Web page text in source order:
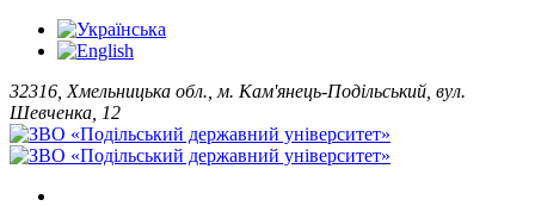
32316, Хмельницька обл., м. Кам'янець-Подільський, вул.
Шевченка, 12